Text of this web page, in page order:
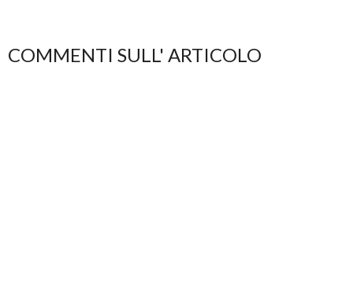
COMMENTI SULL' ARTICOLO